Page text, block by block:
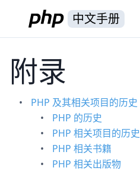
中文手册
附录
PHP 及其相关项目的历史
PHP 的历史
PHP 相关项目的历史
PHP 相关书籍
PHP 相关出版物